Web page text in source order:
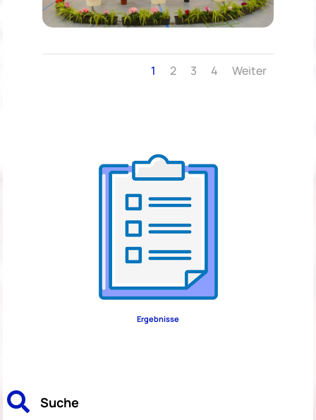
1 2 3 4 Weiter
Ergebnisse
 Suche